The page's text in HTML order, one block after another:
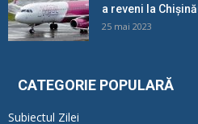
a reveni la
25 mai 2023
CATEGORIE POPULARĂ
Subiectul Zilei